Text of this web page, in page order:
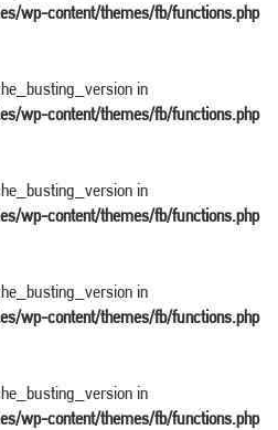
wp-content/themes/fb/functions.php
in
wp-content/themes/fb/functions.php
in
wp-content/themes/fb/functions.php
in
wp-content/themes/fb/functions.php
in
wp-content/themes/fb/functions.php